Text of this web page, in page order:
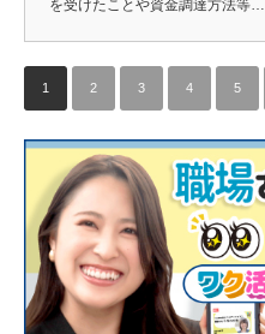
を受けたことや資金調達方法等…
1 2 3 4 5